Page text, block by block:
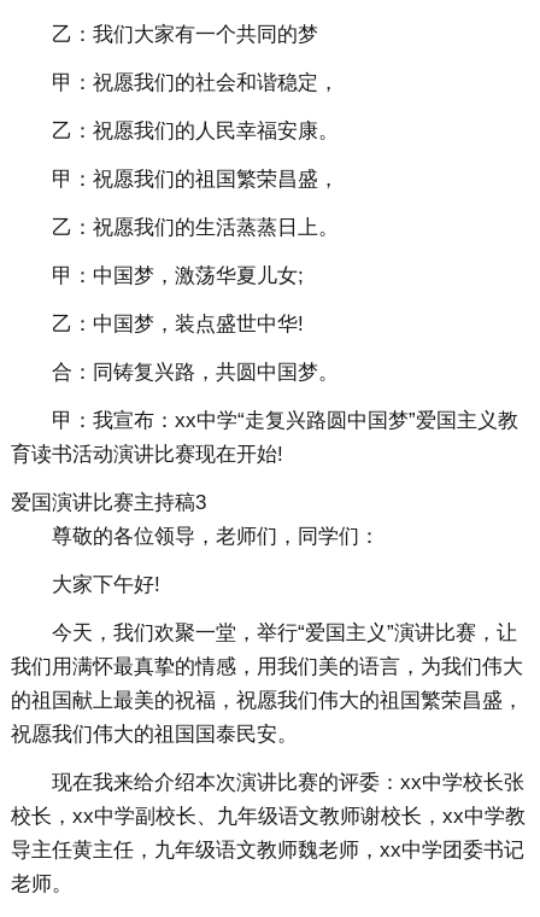
乙：我们大家有一个共同的梦
甲：祝愿我们的社会和谐稳定，
乙：祝愿我们的人民幸福安康。
甲：祝愿我们的祖国繁荣昌盛，
乙：祝愿我们的生活蒸蒸日上。
甲：中国梦，激荡华夏儿女;
乙：中国梦，装点盛世中华!
合：同铸复兴路，共圆中国梦。
甲：我宣布：xx中学“走复兴路圆中国梦”爱国主义教
育读书活动演讲比赛现在开始!
爱国演讲比赛主持稿3
尊敬的各位领导，老师们，同学们：
大家下午好!
今天，我们欢聚一堂，举行“爱国主义”演讲比赛，让
我们用满怀最真挚的情感，用我们美的语言，为我们伟大
的祖国献上最美的祝福，祝愿我们伟大的祖国繁荣昌盛，
祝愿我们伟大的祖国国泰民安。
现在我来给介绍本次演讲比赛的评委：xx中学校长张
校长，xx中学副校长、九年级语文教师谢校长，xx中学教
导主任黄主任，九年级语文教师魏老师，xx中学团委书记
老师。